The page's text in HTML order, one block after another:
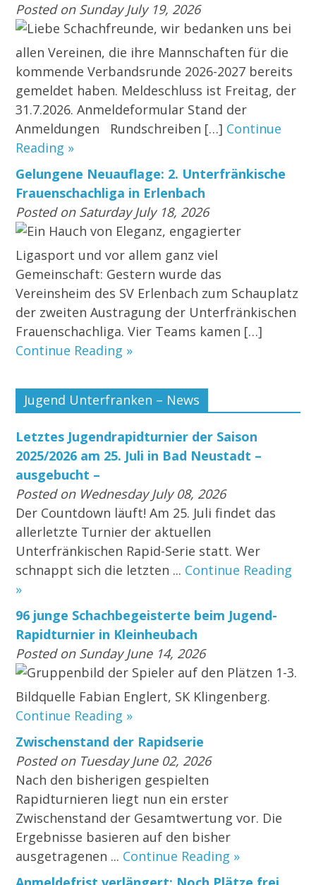
Posted on Sunday July 19, 2026
Liebe Schachfreunde, wir bedanken uns bei
allen Vereinen, die ihre Mannschaften für die
kommende Verbandsrunde 2026-2027 bereits
gemeldet haben. Meldeschluss ist Freitag, der
31.7.2026. Anmeldeformular Stand der
Anmeldungen Rundschreiben […] Continue
Reading »
Gelungene Neuauflage: 2. Unterfränkische
Frauenschachliga in Erlenbach
Posted on Saturday July 18, 2026
Ein Hauch von Eleganz, engagierter
Ligasport und vor allem ganz viel
Gemeinschaft: Gestern wurde das
Vereinsheim des SV Erlenbach zum Schauplatz
der zweiten Austragung der Unterfränkischen
Frauenschachliga. Vier Teams kamen […]
Continue Reading »
Jugend Unterfranken – News
Letztes Jugendrapidturnier der Saison
2025/2026 am 25. Juli in Bad Neustadt –
ausgebucht –
Posted on Wednesday July 08, 2026
Der Countdown läuft! Am 25. Juli findet das
allerletzte Turnier der aktuellen
Unterfränkischen Rapid-Serie statt. Wer
schnappt sich die letzten ... Continue Reading
»
96 junge Schachbegeisterte beim Jugend-
Rapidturnier in Kleinheubach
Posted on Sunday June 14, 2026
Gruppenbild der Spieler auf den Plätzen 1-3.
Bildquelle Fabian Englert, SK Klingenberg.
Continue Reading »
Zwischenstand der Rapidserie
Posted on Tuesday June 02, 2026
Nach den bisherigen gespielten
Rapidturnieren liegt nun ein erster
Zwischenstand der Gesamtwertung vor. Die
Ergebnisse basieren auf den bisher
ausgetragenen ... Continue Reading »